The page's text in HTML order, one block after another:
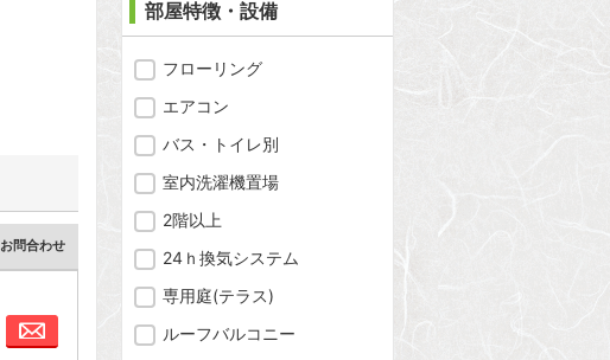
お問合わせ
部屋特徴・設備
フローリング
エアコン
バス・トイレ別
室内洗濯機置場
2階以上
24ｈ換気システム
専用庭(テラス)
ルーフバルコニー